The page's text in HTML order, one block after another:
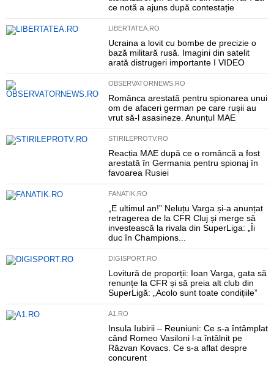
ce notă a ajuns după contestație
LIBERTATEA.RO
Ucraina a lovit cu bombe de precizie o
bază militară rusă. Imagini din satelit
arată distrugeri importante I VIDEO
OBSERVATORNEWS.RO
Românca arestată pentru spionarea unui
om de afaceri german pe care rușii au
vrut să-l asasineze. Anunțul MAE
STIRILEPROTV.RO
Reacția MAE după ce o româncă a fost
arestată în Germania pentru spionaj în
favoarea Rusiei
FANATIK.RO
„E ultimul an!” Neluțu Varga și-a anunțat
retragerea de la CFR Cluj și merge să
investească la rivala din SuperLiga: „Îi
duc în Champions...
DIGISPORT.RO
Lovitură de proporții: Ioan Varga, gata să
renunțe la CFR și să preia alt club din
SuperLigă: „Acolo sunt toate condițiile”
A1.RO
Insula Iubirii – Reuniuni: Ce s-a întâmplat
când Romeo Vasiloni l-a întâlnit pe
Răzvan Kovacs. Ce s-a aflat despre
concurent